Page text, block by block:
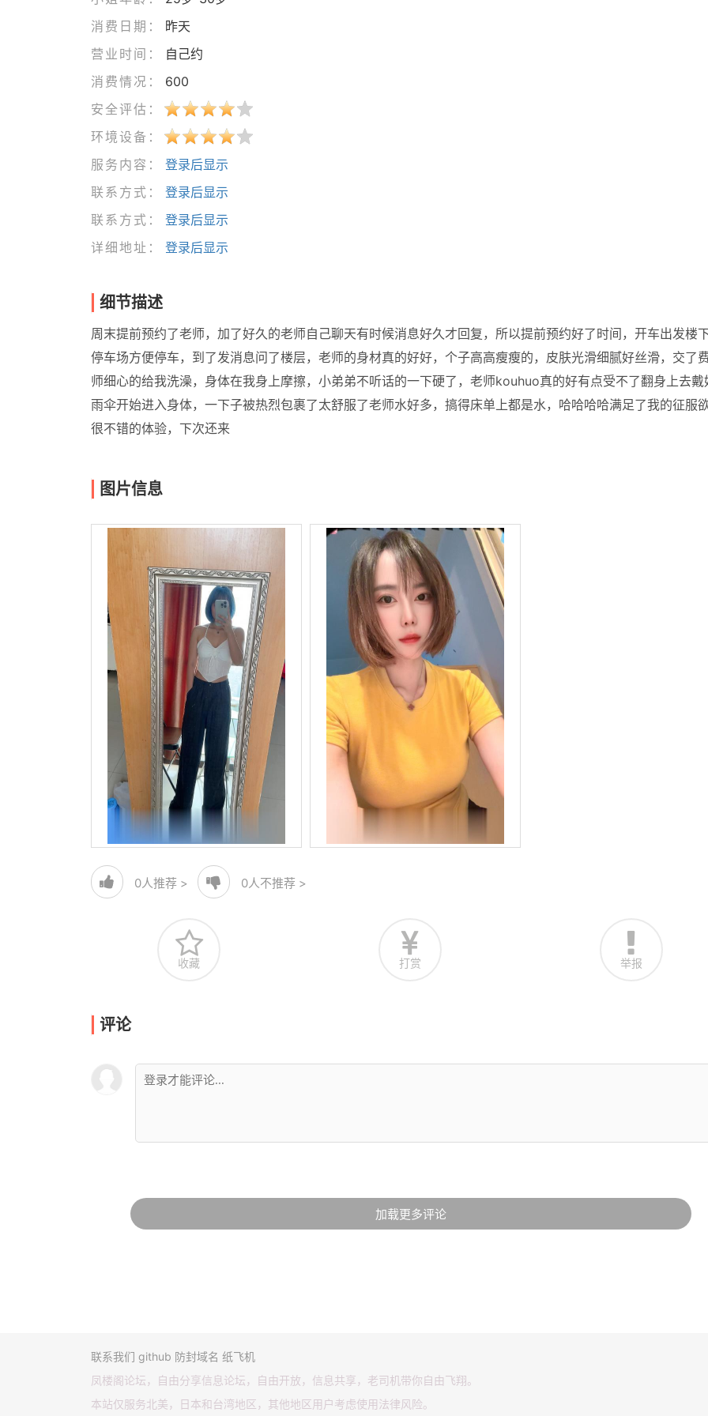
消费日期：
昨天
营业时间：
自己约
消费情况：
600
安全评估：
环境设备：
服务内容：
登录后显示
联系方式：
登录后显示
联系方式：
登录后显示
详细地址：
登录后显示
细节描述
周末提前预约了老师，加了好久的老师自己聊天有时候消息好久才回复，所以提前预约好了时间，开车出发楼
停车场方便停车，到了发消息问了楼层，老师的身材真的好好，个子高高瘦瘦的，皮肤光滑细腻好丝滑，交了
师细心的给我洗澡，身体在我身上摩擦，小弟弟不听话的一下硬了，老师kouhuo真的好有点受不了翻身上去戴
雨伞开始进入身体，一下子被热烈包裹了太舒服了老师水好多，搞得床单上都是水，哈哈哈哈满足了我的征服欲
很不错的体验，下次还来
图片信息
0人推荐 > 0人不推荐 >
收藏 打赏 举报
评论
加载更多评论
联系我们 github 防封域名 纸飞机
凤楼阁论坛，自由分享信息论坛，自由开放，信息共享，老司机带你自由飞翔。
本站仅服务北美，日本和台湾地区，其他地区用户考虑使用法律风险。